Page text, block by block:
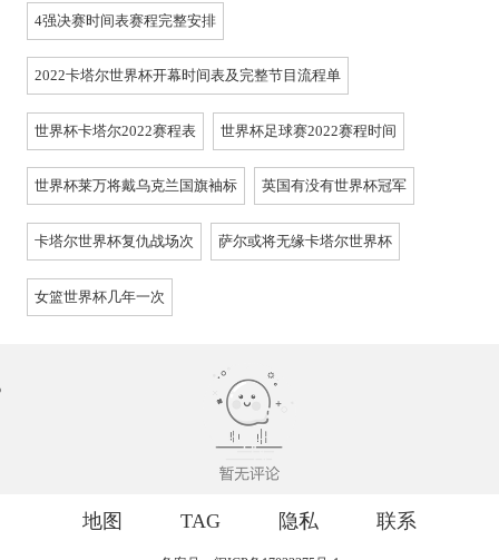
4强决赛时间表赛程完整安排
2022卡塔尔世界杯开幕时间表及完整节目流程单
世界杯卡塔尔2022赛程表 世界杯足球赛2022赛程时间
世界杯莱万将戴乌克兰国旗袖标 英国有没有世界杯冠军
卡塔尔世界杯复仇战场次 萨尔或将无缘卡塔尔世界杯
女篮世界杯几年一次
地图 TAG 隐私 联系